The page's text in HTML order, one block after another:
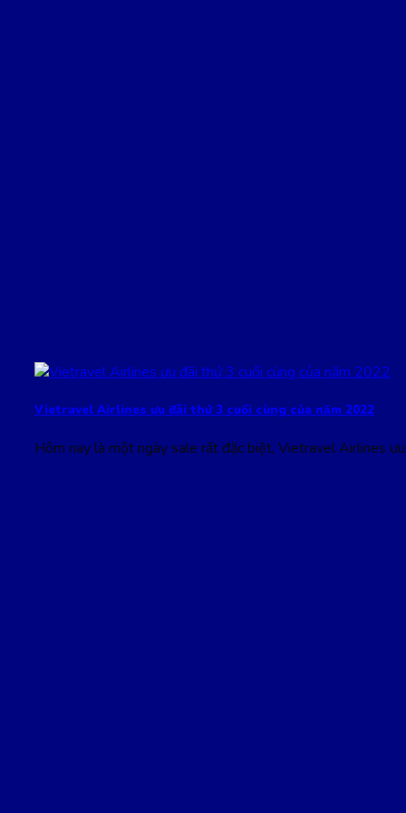
Vietravel Airlines ưu đãi thứ 3 cuối cùng của năm 2022
Hôm nay là một ngày sale rất đặc biệt, Vietravel Airlines